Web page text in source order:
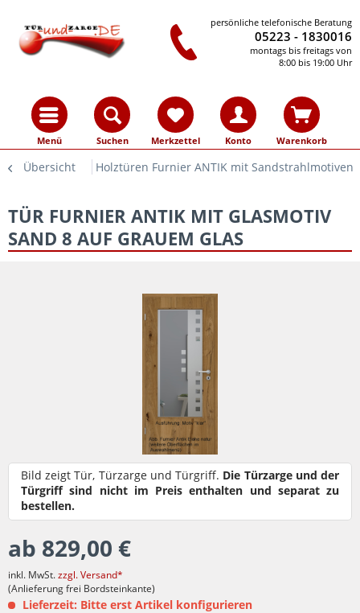
persönliche telefonische Beratung
05223 - 1830016
montags bis freitags von
8:00 bis 19:00 Uhr
Menü Suchen Merkzettel Konto Warenkorb
Übersicht Holztüren Furnier ANTIK mit Sandstrahlmotiven
TÜR FURNIER ANTIK MIT GLASMOTIV
SAND 8 AUF GRAUEM GLAS
Bild zeigt Tür, Türzarge und Türgriff. Die Türzarge und der
Türgriff sind nicht im Preis enthalten und separat zu
bestellen.
ab 829,00 €
inkl. MwSt.zzgl. Versand*
(Anlieferung frei Bordsteinkante)
Lieferzeit: Bitte erst Artikel konfigurieren